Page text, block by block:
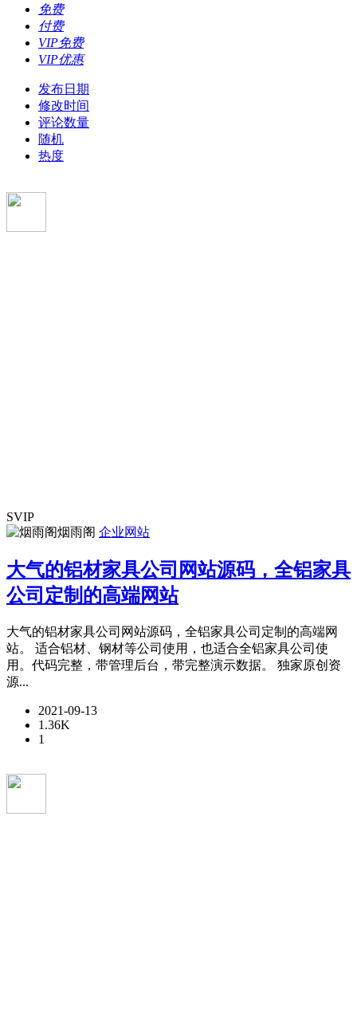
免费
付费
VIP免费
VIP优惠
发布日期
修改时间
评论数量
随机
热度
SVIP
烟雨阁 企业网站
大气的铝材家具公司网站源码，全铝家具
公司定制的高端网站
大气的铝材家具公司网站源码，全铝家具公司定制的高端网
站。 适合铝材、钢材等公司使用，也适合全铝家具公司使
用。代码完整，带管理后台，带完整演示数据。 独家原创资
源...
2021-09-13
1.36K
1